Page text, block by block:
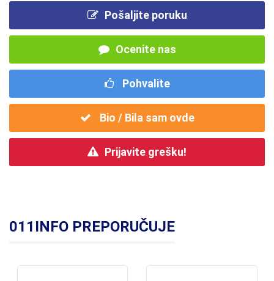
Pošaljite poruku
Ocenite nas
Pohvalite
Bio / Bila sam ovde
Prijavite grešku!
011INFO PREPORUČUJE